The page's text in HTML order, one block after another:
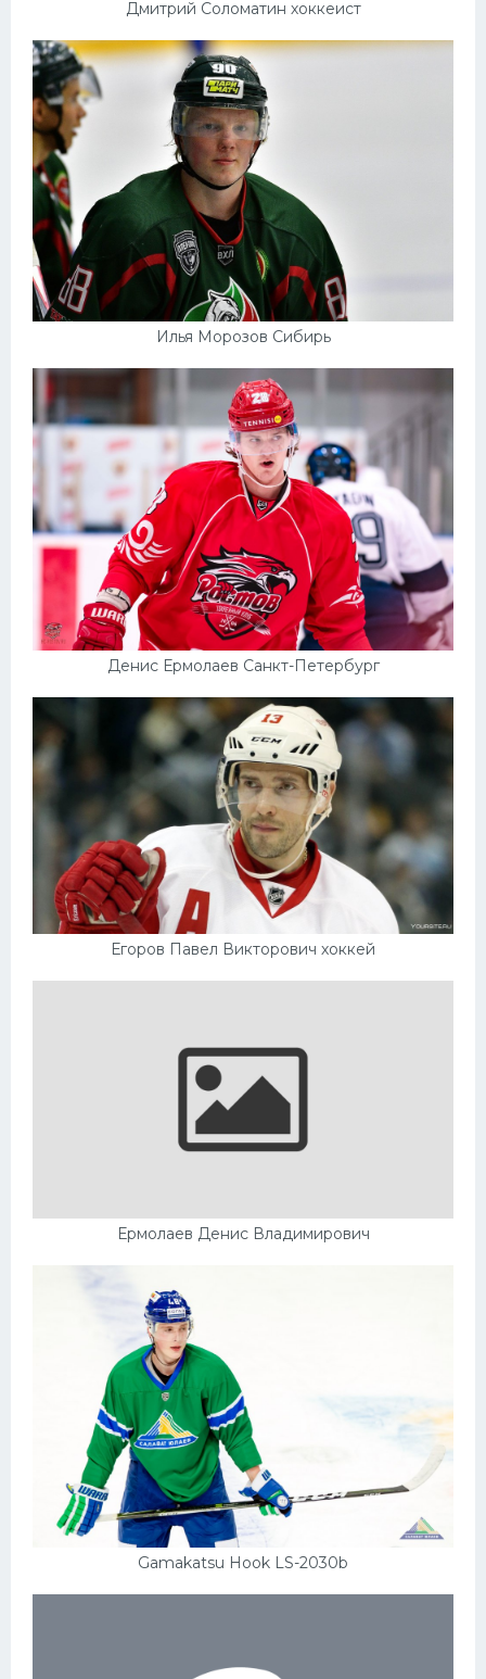
Дмитрий Соломатин хоккеист
Илья Морозов Сибирь
Денис Ермолаев Санкт-Петербург
Егоров Павел Викторович хоккей
Ермолаев Денис Владимирович
Gamakatsu Hook LS-2030b